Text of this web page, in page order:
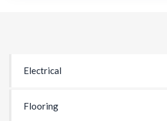
Electrical
Flooring